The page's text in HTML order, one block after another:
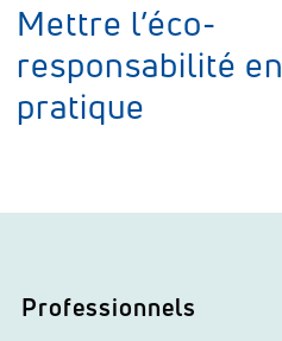
Mettre l’éco-
responsabilité en
pratique
Professionnels